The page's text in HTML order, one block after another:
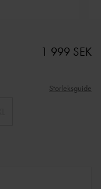
1 999 SEK
Storleksguide